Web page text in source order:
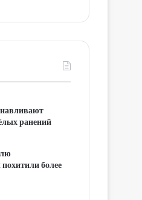
ранений
более